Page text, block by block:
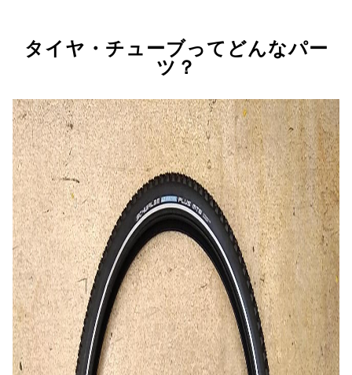
タイヤ・チューブってどんなパー
ツ？